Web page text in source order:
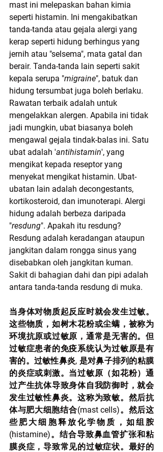
mast ini melepaskan bahan kimia
seperti histamin. Ini mengakibatkan
tanda-tanda atau gejala alergi yang
kerap seperti hidung berhingus yang
jernih atau "selsema", mata gatal dan
berair. Tanda-tanda lain seperti sakit
kepala serupa "migraine", batuk dan
hidung tersumbat juga boleh berlaku.
Rawatan terbaik adalah untuk
mengelakkan alergen. Apabila ini tidak
jadi mungkin, ubat biasanya boleh
mengawal gejala tindak-balas ini. Satu
ubat adalah 'antihistamin', yang
mengikat kepada reseptor yang
menyekat mengikat histamin. Ubat-
ubatan lain adalah decongestants,
kortikosteroid, dan imunoterapi. Alergi
hidung adalah berbeza daripada
"resdung". Apakah itu resdung?
Resdung adalah keradangan ataupun
jangkitan dalam rongga sinus yang
disebabkan oleh jangkitan kuman.
Sakit di bahagian dahi dan pipi adalah
antara tanda-tanda resdung di muka.
当身体对物质起反应时就会发生过敏。
这些物质，如树木花粉或尘螨，被称为
环境抗原或过敏原，通常是无害的。但
过敏症患者的免疫系统认为过敏原是有
害的。过敏性鼻炎, 是对鼻子排列的粘膜
的炎症或刺激。当过敏原（如花粉）通
过产生抗体导致身体自我防御时，就会
发生过敏性鼻炎。这称为致敏。然后抗
体与肥大细胞结合(mast cells)。然后这
些肥大细胞释放化学物质，如组胺
(histamine)。结合导致鼻血管扩张和粘
膜炎症，导致常见的过敏症状。最好的